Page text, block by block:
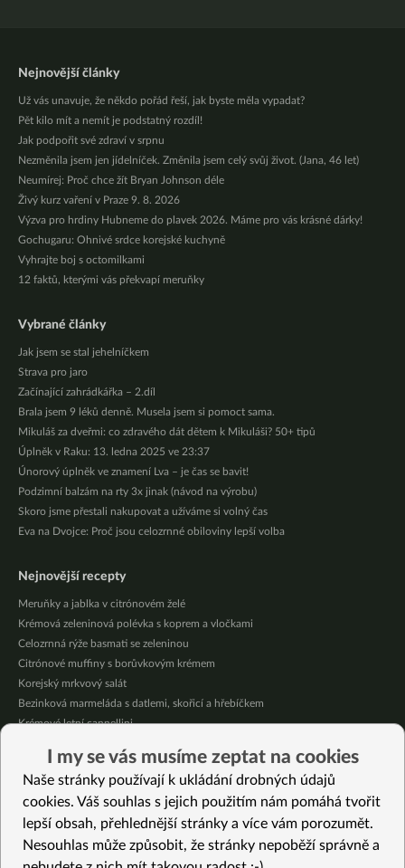
Nejnovější články
Už vás unavuje, že někdo pořád řeší, jak byste měla vypadat?
Pět kilo mít a nemít je podstatný rozdíl!
Jak podpořit své zdraví v srpnu
Nezměnila jsem jen jídelníček. Změnila jsem celý svůj život. (Jana, 46 let)
Neumírej: Proč chce žít Bryan Johnson déle
Živý kurz vaření v Praze 9. 8. 2026
Výzva pro hrdiny Hubneme do plavek 2026. Máme pro vás krásné dárky!
Gochugaru: Ohnivé srdce korejské kuchyně
Vyhrajte boj s octomilkami
12 faktů, kterými vás překvapí meruňky
Vybrané články
Jak jsem se stal jehelníčkem
Strava pro jaro
Začínající zahrádkářka – 2.díl
Brala jsem 9 léků denně. Musela jsem si pomoct sama.
Mikuláš za dveřmi: co zdravého dát dětem k Mikuláši? 50+ tipů
Úplněk v Raku: 13. ledna 2025 ve 23:37
Únorový úplněk ve znamení Lva – je čas se bavit!
Podzimní balzám na rty 3x jinak (návod na výrobu)
Skoro jsme přestali nakupovat a užíváme si volný čas
Eva na Dvojce: Proč jsou celozrnné obiloviny lepší volba
Nejnovější recepty
Meruňky a jablka v citrónovém želé
Krémová zeleninová polévka s koprem a vločkami
Celozrnná rýže basmati se zeleninou
Citrónové muffiny s borůvkovým krémem
Korejský mrkvový salát
Bezinková marmeláda s datlemi, skořicí a hřebíčkem
Krémové letní cannellini
Ovocné kuličky bez lepku
Superrychlé nakládané okurky
Vybrané recepty
Energetické matcha bochánky
I my se vás musíme zeptat na cookies
Naše stránky používají k ukládání drobných údajů
cookies. Váš souhlas s jejich použitím nám pomáhá tvořit
lepší obsah, přehlednější stránky a více vám porozumět.
Nesouhlas může způsobit, že stránky nepoběží správně a